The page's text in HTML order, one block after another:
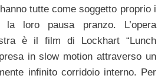
tutte come soggetto proprio i
la loro pausa pranzo. L’opera
è il film di Lockhart “Lunch
in slow motion attraverso un
infinito corridoio interno. Per